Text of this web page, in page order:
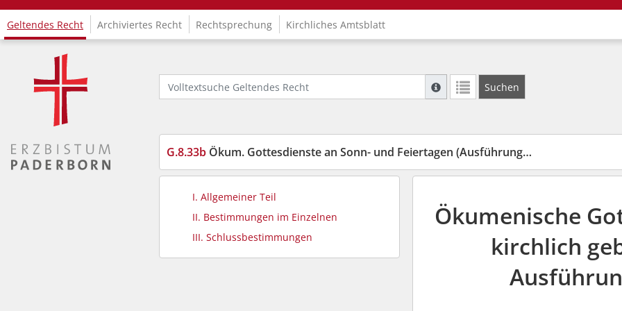
Logo Fachinformationssystem Kirchenrecht
Geltendes Recht Archiviertes Recht Rechtsprechung Kirchliches Amtsblatt
Volltextsuche Geltendes Recht
Suche mit Platzhalter "*", Bsp. Pfarrer*,
Suchen
G.8.33b Ökum. Gottesdienste an Sonn- und Feiertagen (Ausführungsbestimmungen)
I. Allgemeiner Teil
II. Bestimmungen im Einzelnen
III. Schlussbestimmungen
Ökumenische
kirchlich